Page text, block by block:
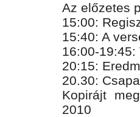
Az előzetes
15:00:
15:40: A
16:00-19:45:
20:​15​:
​20.30:
Kopirájt
2010